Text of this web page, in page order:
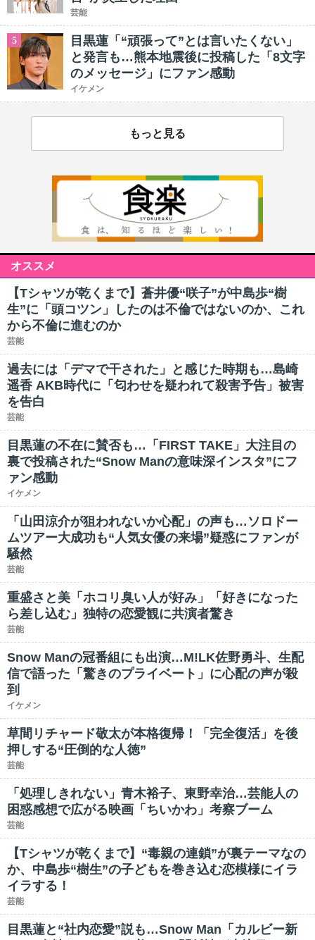
芸能
5
目黒蓮「“頑張って”とは言いたくない」
と発言も…熊本地震後に投稿した「8文字
のメッセージ」にファン感動
イケメン
もっと見る
オススメ
【Tシャツが乾くまで】蒼井優“咲子”が中島歩“樹
生”に「頭コツン」したのは不倫ではないのか、これ
から不倫に進むのか
芸能
過去には「デマで干された」と感じた時期も…島崎
遥香 AKB時代に「匂わせを疑われて殺害予告」被害
を告白
芸能
目黒蓮の不在に賛否も…「FIRST TAKE」大注目の
裏で投稿された“Snow Manの意味深インスタ”にフ
ァン感動
イケメン
「山田涼介が狙われないか心配」の声も…ソロドー
ムツアー大成功も“人気女優の来場”疑惑にファンが
騒然
芸能
重盛さと美「ホコリ臭い人が好み」「好きになった
ら差し込む」独特の恋愛観に共演者驚き
芸能
Snow Manの冠番組にも出演…M!LK佐野勇斗、生配
信で語った「驚きのプライベート」に心配の声が殺
到
イケメン
草間リチャード敬太が本格復帰！「完全復活」を後
押しする“圧倒的な人徳”
芸能
「処理しきれない」青木裕子、東野幸治…芸能人の
困惑感想で広がる映画「ちいかわ」考察ブーム
芸能
【Tシャツが乾くまで】“毒親の連鎖”が裏テーマなの
か、中島歩“樹生”の子どもを巻き込む恋模様にイラ
イラする！
芸能
目黒蓮と“社内恋愛”説も…Snow Man「カルビー新